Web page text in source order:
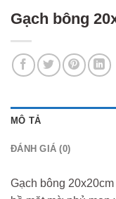
Gạch bông
MÔ TẢ
ĐÁNH GIÁ (0)
Gạch bông